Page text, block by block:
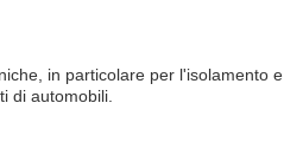
in particolare per l'isolamento
di automobili.